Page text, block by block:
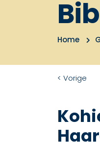
Home
< Vorige